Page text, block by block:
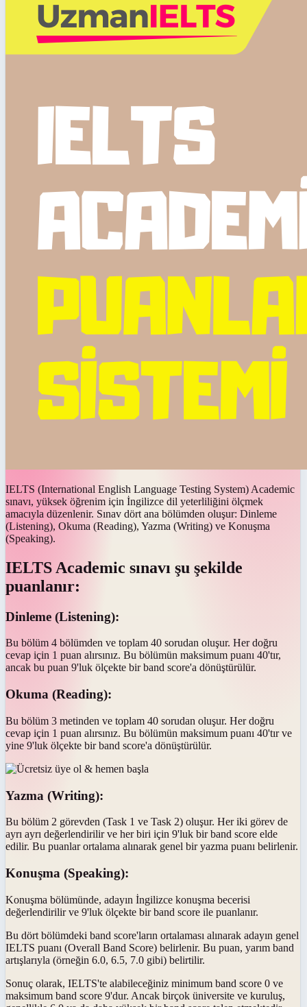
IELTS (International English Language Testing System) Academic
sınavı, yüksek öğrenim için İngilizce dil yeterliliğini ölçmek
amacıyla düzenlenir. Sınav dört ana bölümden oluşur: Dinleme
(Listening), Okuma (Reading), Yazma (Writing) ve Konuşma
(Speaking).
IELTS Academic sınavı şu şekilde
puanlanır:
Dinleme (Listening):
Bu bölüm 4 bölümden ve toplam 40 sorudan oluşur. Her doğru
cevap için 1 puan alırsınız. Bu bölümün maksimum puanı 40'tır,
ancak bu puan 9'luk ölçekte bir band score'a dönüştürülür.
Okuma (Reading):
Bu bölüm 3 metinden ve toplam 40 sorudan oluşur. Her doğru
cevap için 1 puan alırsınız. Bu bölümün maksimum puanı 40'tır ve
yine 9'luk ölçekte bir band score'a dönüştürülür.
Yazma (Writing):
Bu bölüm 2 görevden (Task 1 ve Task 2) oluşur. Her iki görev de
ayrı ayrı değerlendirilir ve her biri için 9'luk bir band score elde
edilir. Bu puanlar ortalama alınarak genel bir yazma puanı belirlenir.
Konuşma (Speaking):
Konuşma bölümünde, adayın İngilizce konuşma becerisi
değerlendirilir ve 9'luk ölçekte bir band score ile puanlanır.
Bu dört bölümdeki band score'ların ortalaması alınarak adayın genel
IELTS puanı (Overall Band Score) belirlenir. Bu puan, yarım band
artışlarıyla (örneğin 6.0, 6.5, 7.0 gibi) belirtilir.
Sonuç olarak, IELTS'te alabileceğiniz minimum band score 0 ve
maksimum band score 9'dur. Ancak birçok üniversite ve kuruluş,